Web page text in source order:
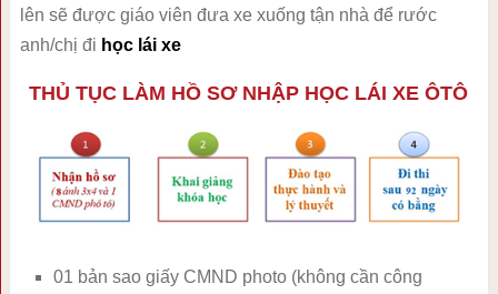
lên sẽ được giáo viên đưa xe xuống tận nhà để rước
anh/chị đi học lái xe
THỦ TỤC LÀM HỒ SƠ NHẬP HỌC LÁI XE ÔTÔ
01 bản sao giấy CMND photo (không cần công